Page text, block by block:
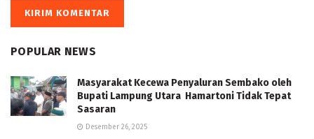
POPULAR NEWS
Masyarakat Kecewa Penyaluran Sembako oleh
Bupati Lampung Utara Hamartoni Tidak Tepat
Sasaran
Desember 26, 2025